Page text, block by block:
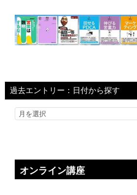
過去エントリー：日付から探す
オンライン講座